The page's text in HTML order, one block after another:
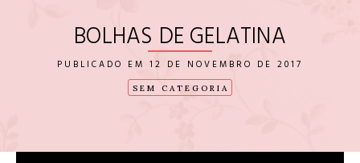
BOLHAS DE GELATINA
12 DE NOVEMBRO DE 2017
SEM CATEGORIA